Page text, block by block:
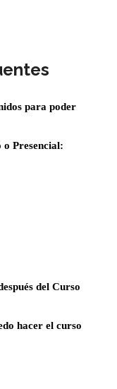
para poder
o Presencial:
del Curso
hacer el curso